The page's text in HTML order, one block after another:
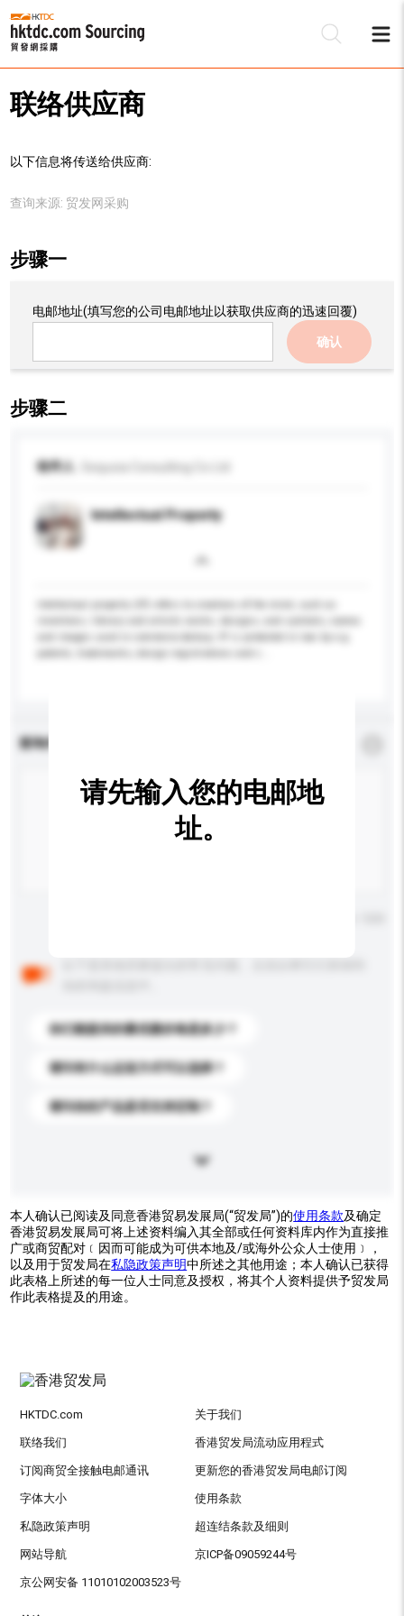
联络供应商
以下信息将传送给供应商:
查询来源: 贸发网采购
步骤一
电邮地址(填写您的公司电邮地址以获取供应商的迅速回覆)
确认
步骤二
收件人
Intellectual Property
and images used in commerce.&nbsp; IP is protected in law by e.g.
查询内容
你们能提供的最优惠价格是多少？
请问有什么运送方式可以选择？
请问你的产品是否支持定制？
请先输入您的电邮地
址。
本人确认已阅读及同意香港贸易发展局(“贸发局”)的使用条款及确定
香港贸易发展局可将上述资料编入其全部或任何资料库内作为直接推
广或商贸配对﹝因而可能成为可供本地及/或海外公众人士使用﹞，
以及用于贸发局在私隐政策声明中所述之其他用途；本人确认已获得
此表格上所述的每一位人士同意及授权，将其个人资料提供予贸发局
作此表格提及的用途。
HKTDC.com 关于我们
联络我们 香港贸发局流动应用程式
订阅商贸全接触电邮通讯 更新您的香港贸发局电邮订阅
字体大小 使用条款
私隐政策声明 超连结条款及细则
网站导航 京ICP备09059244号
京公网安备 11010102003523号